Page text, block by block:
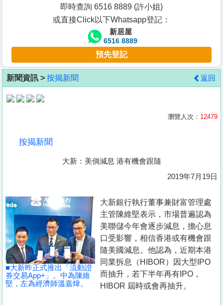
客
地
產
置
業
手
冊
關
於
即時查詢 6516 8889 (許小姐)
或直接Click以下Whatsapp登記：
新居屋
6516 8889
預先登記
新聞資訊 > 按揭新聞 返回
瀏覽人次： 12479
按揭新聞
大新：美倘減息 港有機會跟隨
2019年7月19日
■大新昨正式推出「流動證
券交易App+」。中為陳維
堅，左為經濟師溫嘉煒。
大新銀行執行董事兼財富管理處
主管陳維堅表示，市場普遍認為
美聯儲今年會逐步減息，擔心息
口受影響，相信香港或有機會跟
隨美國減息。他認為，近期本港
同業拆息（HIBOR）因大型IPO
而抽升，若下半年再有IPO，
HIBOR 屆時或會再抽升。